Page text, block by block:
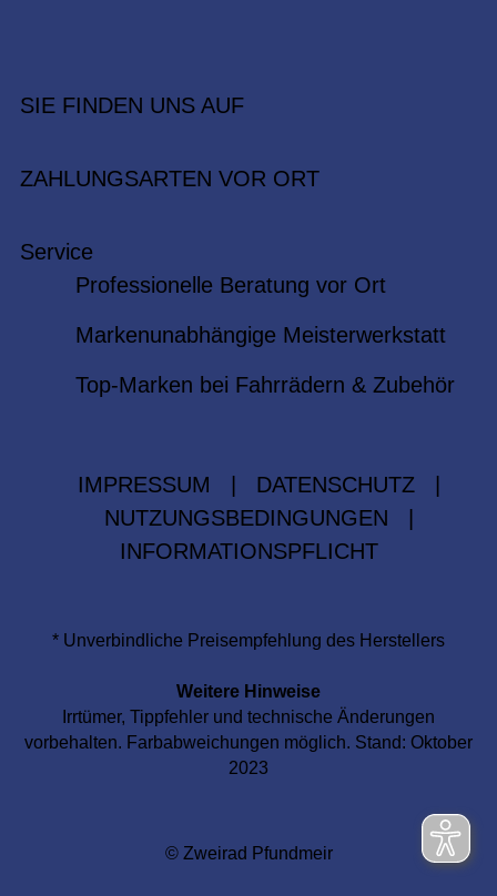
SIE FINDEN UNS AUF
ZAHLUNGSARTEN VOR ORT
Service
Professionelle Beratung vor Ort
Markenunabhängige Meisterwerkstatt
Top-Marken bei Fahrrädern & Zubehör
IMPRESSUM DATENSCHUTZ
NUTZUNGSBEDINGUNGEN
INFORMATIONSPFLICHT
* Unverbindliche Preisempfehlung des Herstellers
Weitere Hinweise
Irrtümer, Tippfehler und technische Änderungen
vorbehalten. Farbabweichungen möglich. Stand: Oktober
2023
© Zweirad Pfundmeir